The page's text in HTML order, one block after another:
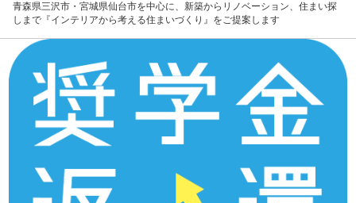
青森県三沢市・宮城県仙台市を中心に、新築からリノベーション、住まい探
しまで『インテリアから考える住まいづくり』をご提案します